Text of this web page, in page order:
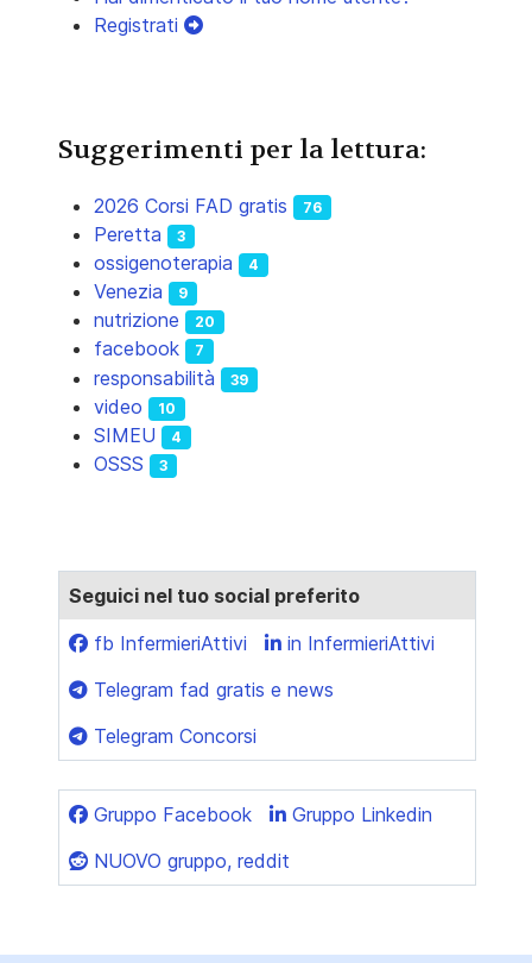
Registrati
Suggerimenti per la lettura:
2026 Corsi FAD gratis 76
Peretta 3
ossigenoterapia 4
Venezia 9
nutrizione 20
facebook 7
responsabilità 39
video 10
SIMEU 4
OSSS 3
Seguici nel tuo social preferito
fb InfermieriAttivi
in InfermieriAttivi
Telegram fad gratis e news
Telegram Concorsi
Gruppo Facebook
Gruppo Linkedin
NUOVO gruppo, reddit